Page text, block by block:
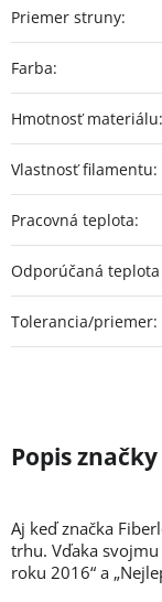
Priemer struny:
Farba:
Hmotnosť materiálu:
Vlastnosť filamentu:
Pracovná teplota:
Odporúčaná
Tolerancia/priemer:
Aj keď značka
trhu. Vďaka
roku 2016“ a